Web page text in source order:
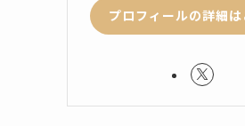
プロフィールの詳細は